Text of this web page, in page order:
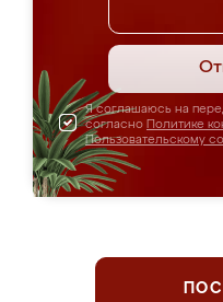
Я соглашаюсь на
согласно Политике
Пользовательскому